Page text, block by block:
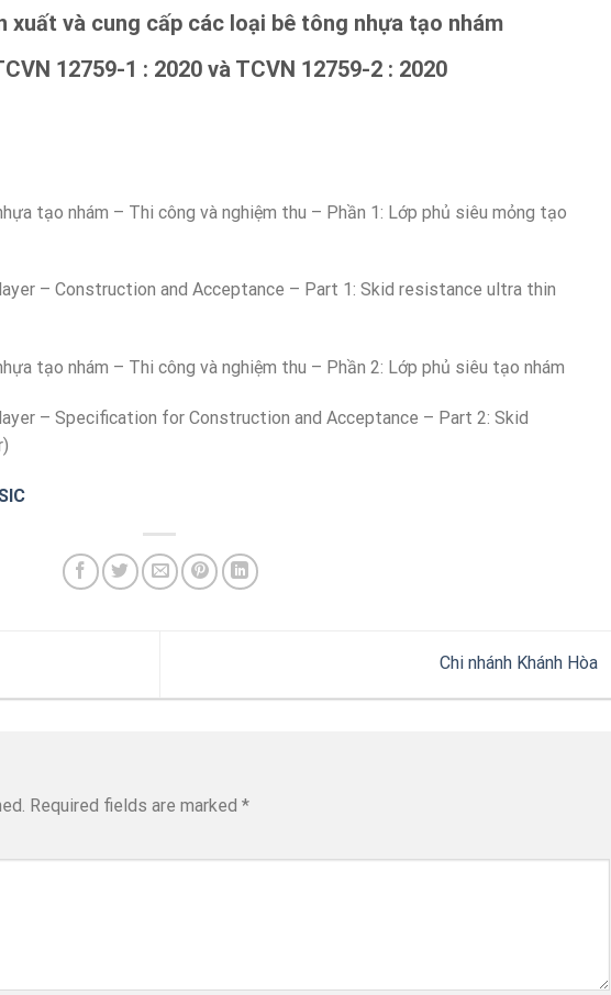
xuất và cung cấp các loại bê tông nhựa tạo nhám
12759-1 : 2020 và TCVN 12759-2 : 2020
tạo nhám – Thi công và nghiệm thu – Phần 1: Lớp phủ siêu mỏng tạo
– Construction and Acceptance – Part 1: Skid resistance ultra thin
tạo nhám – Thi công và nghiệm thu – Phần 2: Lớp phủ siêu tạo nhám
– Specification for Construction and Acceptance – Part 2: Skid
Chi nhánh Khánh Hòa
Required fields are marked *